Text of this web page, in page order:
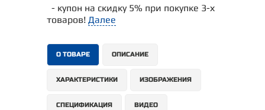
- купон на скидку 5% при покупке 3-х
товаров! Далее
О ТОВАРЕ ОПИСАНИЕ
ХАРАКТЕРИСТИКИ ИЗОБРАЖЕНИЯ
СПЕЦИФИКАЦИЯ ВИДЕО